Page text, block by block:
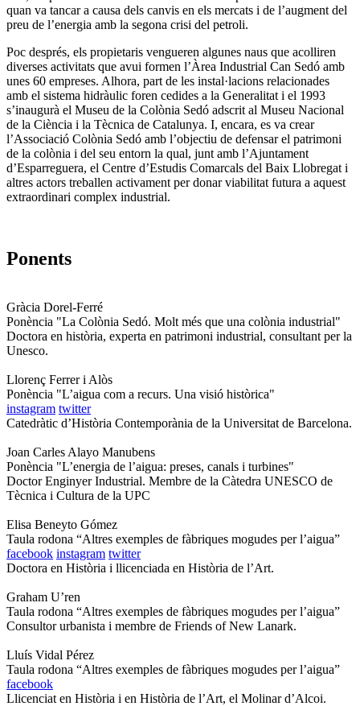
quan va tancar a causa dels canvis en els mercats i de l’augment del
preu de l’energia amb la segona crisi del petroli.
Poc després, els propietaris vengueren algunes naus que acolliren
diverses activitats que avui formen l’Àrea Industrial Can Sedó amb
unes 60 empreses. Alhora, part de les instal·lacions relacionades
amb el sistema hidràulic foren cedides a la Generalitat i el 1993
s’inaugurà el Museu de la Colònia Sedó adscrit al Museu Nacional
de la Ciència i la Tècnica de Catalunya. I, encara, es va crear
l’Associació Colònia Sedó amb l’objectiu de defensar el patrimoni
de la colònia i del seu entorn la qual, junt amb l’Ajuntament
d’Esparreguera, el Centre d’Estudis Comarcals del Baix Llobregat i
altres actors treballen activament per donar viabilitat futura a aquest
extraordinari complex industrial.
Ponents
Gràcia Dorel-Ferré
Ponència "La Colònia Sedó. Molt més que una colònia industrial"
Doctora en història, experta en patrimoni industrial, consultant per la
Unesco.
Llorenç Ferrer i Alòs
Ponència "L’aigua com a recurs. Una visió històrica"
instagram twitter
Catedràtic d’Història Contemporània de la Universitat de Barcelona.
Joan Carles Alayo Manubens
Ponència "L’energia de l’aigua: preses, canals i turbines"
Doctor Enginyer Industrial. Membre de la Càtedra UNESCO de
Tècnica i Cultura de la UPC
Elisa Beneyto Gómez
Taula rodona “Altres exemples de fàbriques mogudes per l’aigua”
facebook instagram twitter
Doctora en Història i llicenciada en Història de l’Art.
Graham U’ren
Taula rodona “Altres exemples de fàbriques mogudes per l’aigua”
Consultor urbanista i membre de Friends of New Lanark.
Lluís Vidal Pérez
Taula rodona “Altres exemples de fàbriques mogudes per l’aigua”
facebook
Llicenciat en Història i en Història de l’Art, el Molinar d’Alcoi.